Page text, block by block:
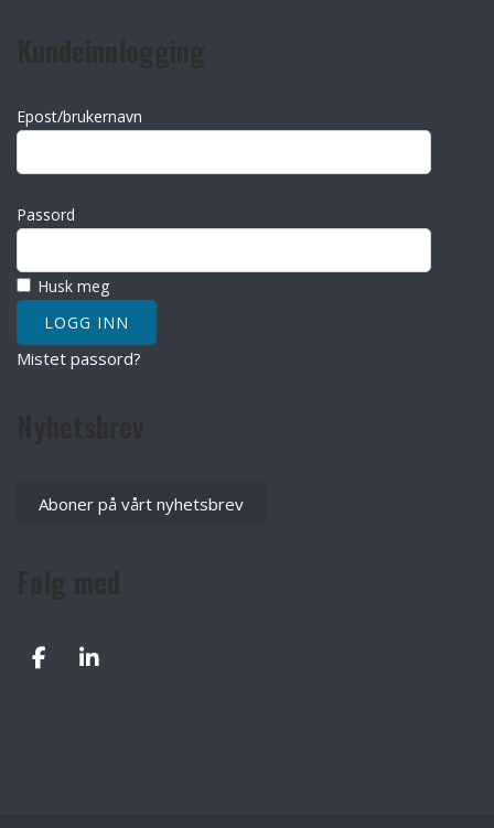
Epost/brukernavn
Passord
Husk meg
Mistet passord?
Aboner på vårt nyhetsbrev